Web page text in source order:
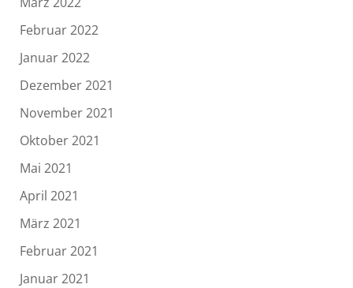
Februar 2022
Januar 2022
Dezember 2021
November 2021
Oktober 2021
Mai 2021
April 2021
März 2021
Februar 2021
Januar 2021